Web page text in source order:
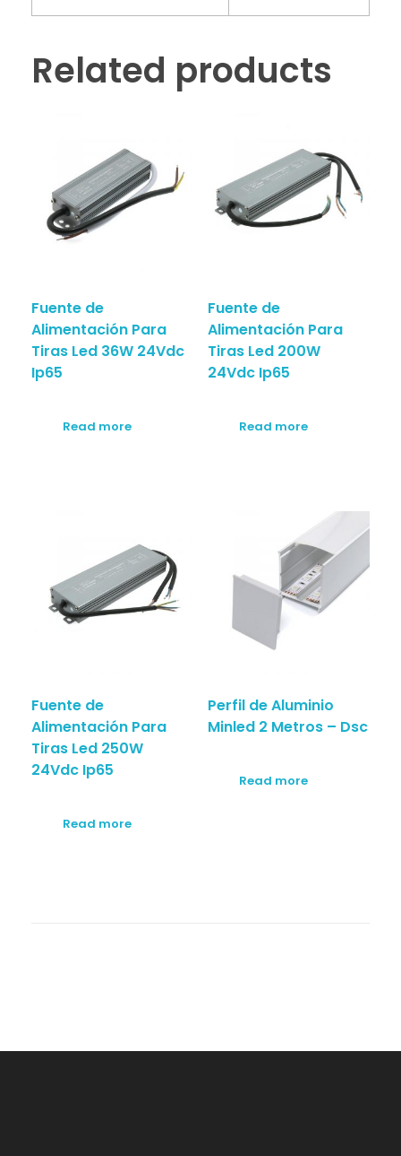
Related products
Fuente de
Alimentación Para
Tiras Led 36W 24Vdc
Ip65
Read more
Fuente de
Alimentación Para
Tiras Led 200W
24Vdc Ip65
Read more
Fuente de
Alimentación Para
Tiras Led 250W
24Vdc Ip65
Read more
Perfil de Aluminio
Minled 2 Metros – Dsc
Read more